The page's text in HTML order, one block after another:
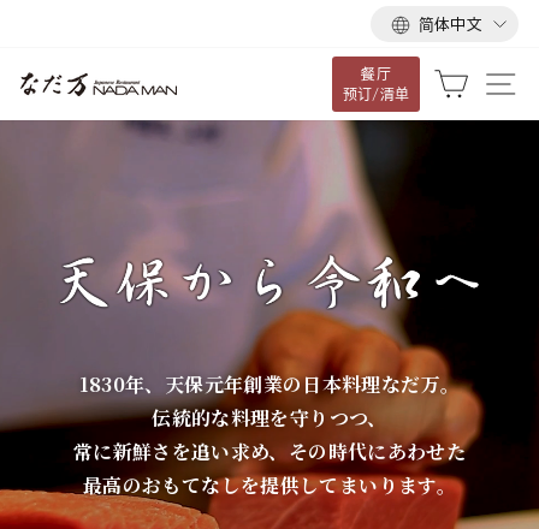
语
言
简体中文
な
餐厅
预订/清单
大车
1830年、天保元年創業の日本料理なだ万。
伝統的な料理を守りつつ、
常に新鮮さを追い求め、その時代にあわせた
最高のおもてなしを提供してまいります。